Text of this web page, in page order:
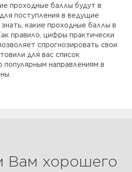
проходные баллы будут в
поступления в ведущие
какие проходные баллы в
правило, цифры практически
спрогнозировать свои
для вас список
популярным направлениям в
Вам хорошего